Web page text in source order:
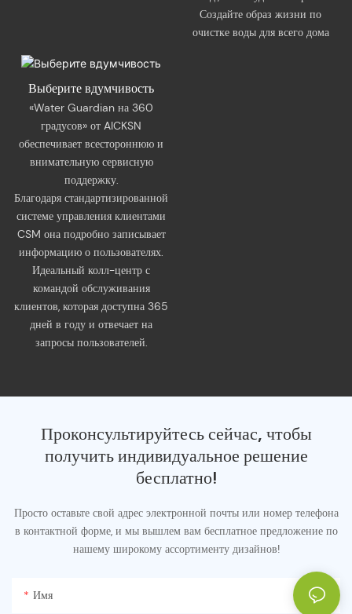
Создайте образ жизни по
очистке воды для всего дома
Выберите вдумчивость
«Water Guardian на 360
градусов» от AICKSN
обеспечивает всестороннюю и
внимательную сервисную
поддержку.
Благодаря стандартизированной
системе управления клиентами
CSM она подробно записывает
информацию о пользователях.
Идеальный колл-центр с
командой обслуживания
клиентов, которая доступна 365
дней в году и отвечает на
запросы пользователей.
Проконсультируйтесь сейчас, чтобы
получить индивидуальное решение
бесплатно!
Просто оставьте свой адрес электронной почты или номер телефона
в контактной форме, и мы вышлем вам бесплатное предложение по
нашему широкому ассортименту дизайнов!
Имя